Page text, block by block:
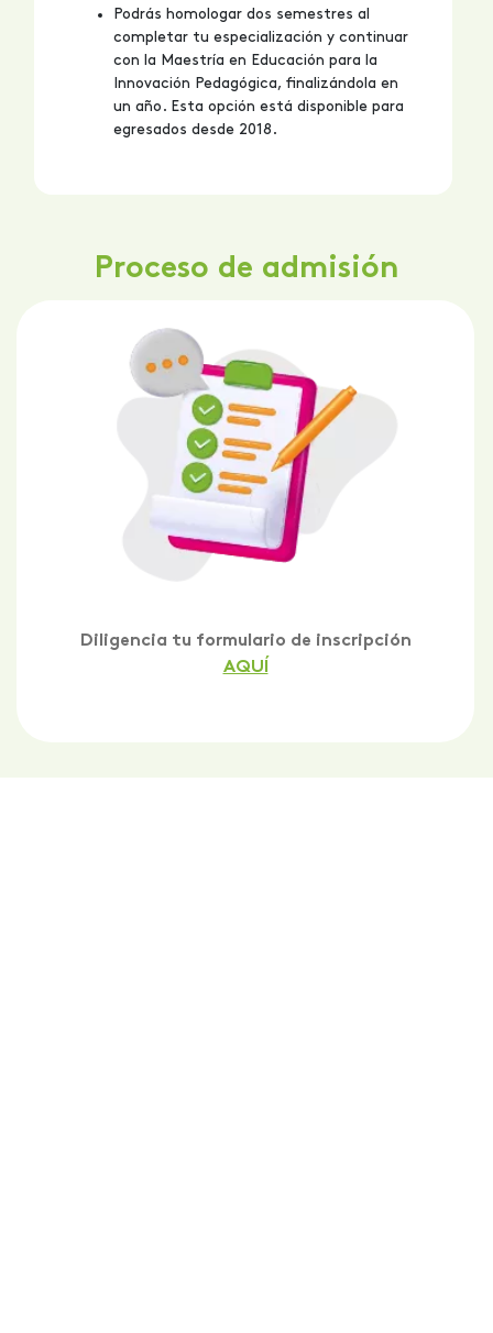
Podrás homologar dos semestres al
completar tu especialización y continuar
con la Maestría en Educación para la
Innovación Pedagógica, finalizándola en
un año. Esta opción está disponible para
egresados desde 2018.
Proceso de admisión
Diligencia tu formulario de inscripción
AQUÍ